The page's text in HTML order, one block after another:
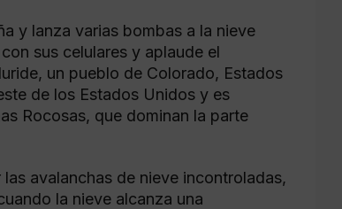
y lanza varias bombas a la nieve
sus celulares y aplaude el
un pueblo de Colorado, Estados
de los Estados Unidos y es
Rocosas, que dominan la parte
avalanchas de nieve incontroladas,
la nieve alcanza una